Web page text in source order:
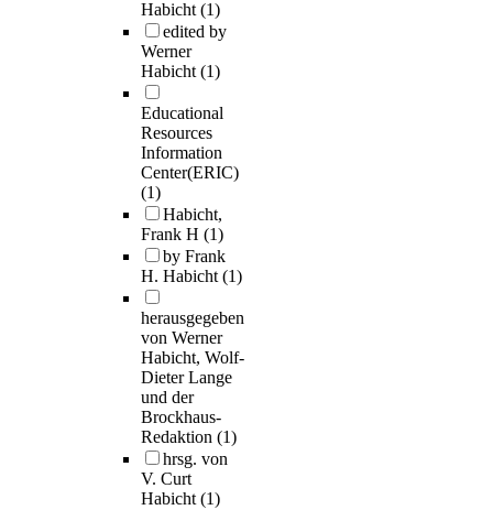
Habicht(1)
edited by
Werner
Habicht(1)
Educational
Resources
Information
Center(ERIC)
(1)
Habicht,
Frank H (1)
by Frank
H. Habicht(1)
herausgegeben
von Werner
Habicht, Wolf-
Dieter Lange
und der
Brockhaus-
Redaktion (1)
hrsg. von
V. Curt
Habicht(1)